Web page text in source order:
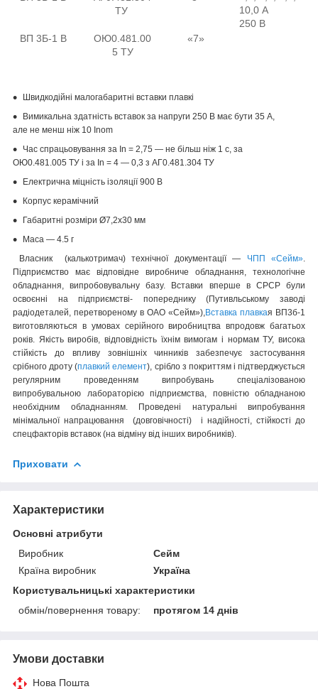
10,0 А
250 В
ТУ
ВП 3Б-1 В
ОЮ0.481.00
5 ТУ
«7»
Швидкодійні малогабаритні вставки плавкі
Вимикальна здатність вставок за напруги 250 В має бути 35 А,
але не менш ніж 10 Inom
Час спрацьовування за In = 2,75 — не більш ніж 1 с, за
ОЮ0.481.005 ТУ і за In = 4 — 0,3 з АГ0.481.304 ТУ
Електрична міцність ізоляції 900 В
Корпус керамічний
Габаритні розміри Ø7,2х30 мм
Маса — 4.5 г
Власник (калькотримач) технічної документації —
ЧПП «Сейм».
Підприємство має відповідне виробниче обладнання, технологічне
обладнання, випробовувальну базу. Вставки вперше в СРСР були
освоєнні на підприємстві- попереднику (Путивльському заводі
радіодеталей, перетвореному в ОАО «Сейм»),Вставка плавкая ВП3б-1
виготовляються в умовах серійного виробництва впродовж багатьох
років. Якість виробів, відповідність їхнім вимогам і нормам ТУ, висока
стійкість до впливу зовнішніх чинників забезпечує застосування
срібного дроту (плавкий елемент), срібло з покриттям і підтверджується
регулярним проведенням випробувань спеціалізованою
випробувальною лабораторією підприємства, повністю обладнаною
необхідним обладнанням. Проведені натуральні випробування
мінімальної напрацювання (довговічності) і надійності, стійкості до
спецфакторів вставок (на відміну від інших виробників).
Приховати
Характеристики
Основні атрибути
Виробник
Сейм
Країна виробник
Україна
Користувальницькі характеристики
обмін/повернення товару:
протягом 14 днів
Умови доставки
Нова Пошта